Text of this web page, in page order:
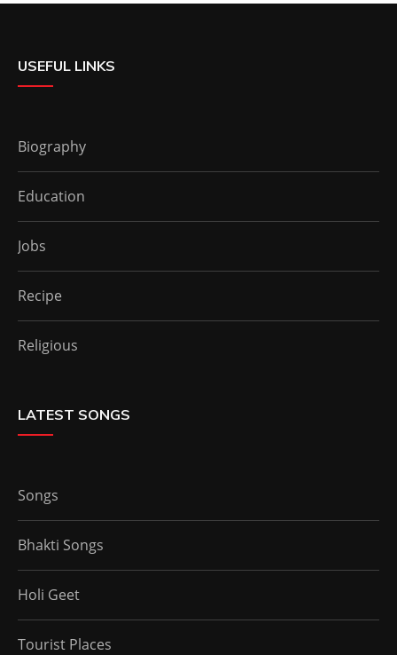
USEFUL LINKS
Biography
Education
Jobs
Recipe
Religious
LATEST SONGS
Songs
Bhakti Songs
Holi Geet
Tourist Places